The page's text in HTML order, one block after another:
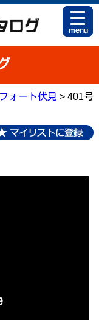
ォート伏見 > 401号